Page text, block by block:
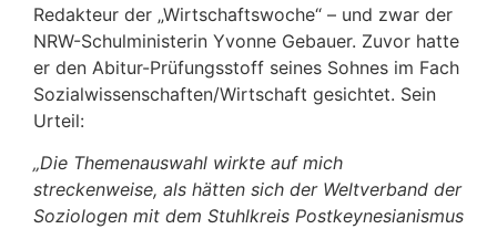
Redakteur der „Wirtschaftswoche“ – und zwar der
NRW-Schulministerin Yvonne Gebauer. Zuvor hatte
er den Abitur-Prüfungsstoff seines Sohnes im Fach
Sozialwissenschaften/Wirtschaft gesichtet. Sein
Urteil:
„Die Themenauswahl wirkte auf mich
streckenweise, als hätten sich der Weltverband der
Soziologen mit dem Stuhlkreis Postkeynesianismus